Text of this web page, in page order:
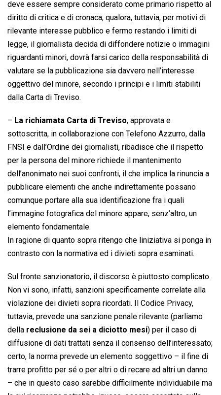
deve essere sempre considerato come primario rispetto al
diritto di critica e di cronaca; qualora, tuttavia, per motivi di
rilevante interesse pubblico e fermo restando i limiti di
legge, il giornalista decida di diffondere notizie o immagini
riguardanti minori, dovrà farsi carico della responsabilità di
valutare se la pubblicazione sia davvero nell’interesse
oggettivo del minore, secondo i principi e i limiti stabiliti
dalla Carta di Treviso.
– La richiamata Carta di Treviso, approvata e
sottoscritta, in collaborazione con Telefono Azzurro, dalla
FNSI e dall’Ordine dei giornalisti, ribadisce che il rispetto
per la persona del minore richiede il mantenimento
dell’anonimato nei suoi confronti, il che implica la rinuncia a
pubblicare elementi che anche indirettamente possano
comunque portare alla sua identificazione fra i quali
l’immagine fotografica del minore appare, senz’altro, un
elemento fondamentale.
In ragione di quanto sopra ritengo che liniziativa si ponga in
contrasto con la normativa ed i divieti sopra esaminati.
Sul fronte sanzionatorio, il discorso è piuttosto complicato.
Non vi sono, infatti, sanzioni specificamente correlate alla
violazione dei divieti sopra ricordati. Il Codice Privacy,
tuttavia, prevede una sanzione penale rilevante (parliamo
della reclusione da sei a diciotto mesi) per il caso di
diffusione di dati trattati senza il consenso dell’interessato;
certo, la norma prevede un elemento soggettivo – il fine di
trarre profitto per sé o per altri o di recare ad altri un danno
– che in questo caso sarebbe difficilmente individuabile ma